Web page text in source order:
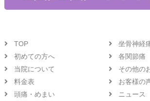
TOP
初めての方へ
当院について
料金表
頭痛・めまい
坐骨神経
各関節痛
その他の
お客様の
ニュース